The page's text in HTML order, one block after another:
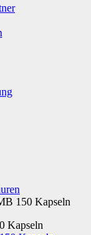
150 Kapseln
Kapseln